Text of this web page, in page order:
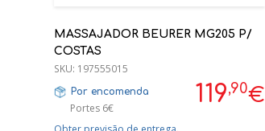
MASSAJADOR BEURER MG205 P/
COSTAS
119,90€
SKU: 197555015
Por encomenda
Portes 6€